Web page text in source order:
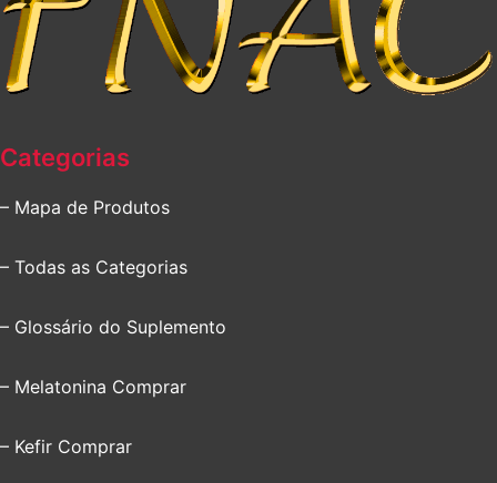
Categorias
– Mapa de Produtos
– Todas as Categorias
– Glossário do Suplemento
– Melatonina Comprar
– Kefir Comprar